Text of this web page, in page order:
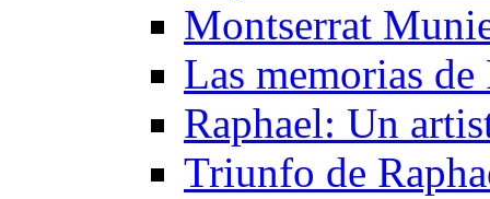
Montserrat
Las memorias
Raphael: Un
Triunfo de